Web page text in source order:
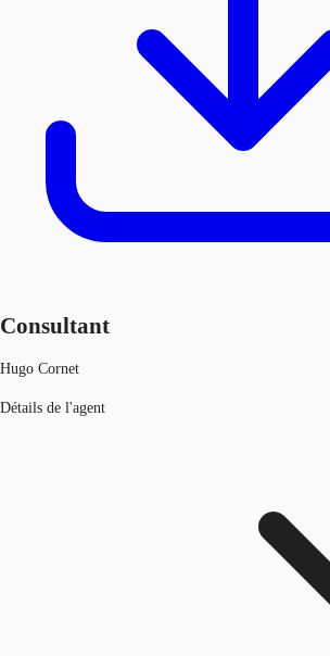
Consultant
Hugo Cornet
Détails de l'agent